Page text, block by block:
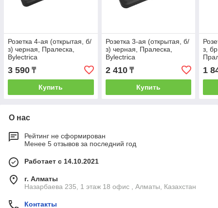
Розетка 4-ая (открытая, б/
з) черная, Пралеска,
Bylectrica
3 590 ₸
Купить
Розетка 3-ая (открытая, б/
з) черная, Пралеска,
Bylectrica
2 410₸
Купить
з,
1
О нас
Рейтинг не сформирован
Менее 5 отзывов за последний год
Работает с 14.10.2021
г. Алматы
Назарбаева 235, 1 этаж 18 офис , Алматы, Казахстан
Контакты